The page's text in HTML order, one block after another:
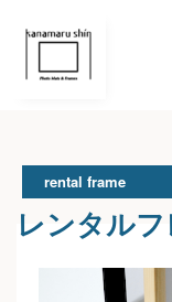
rental frame
レンタル